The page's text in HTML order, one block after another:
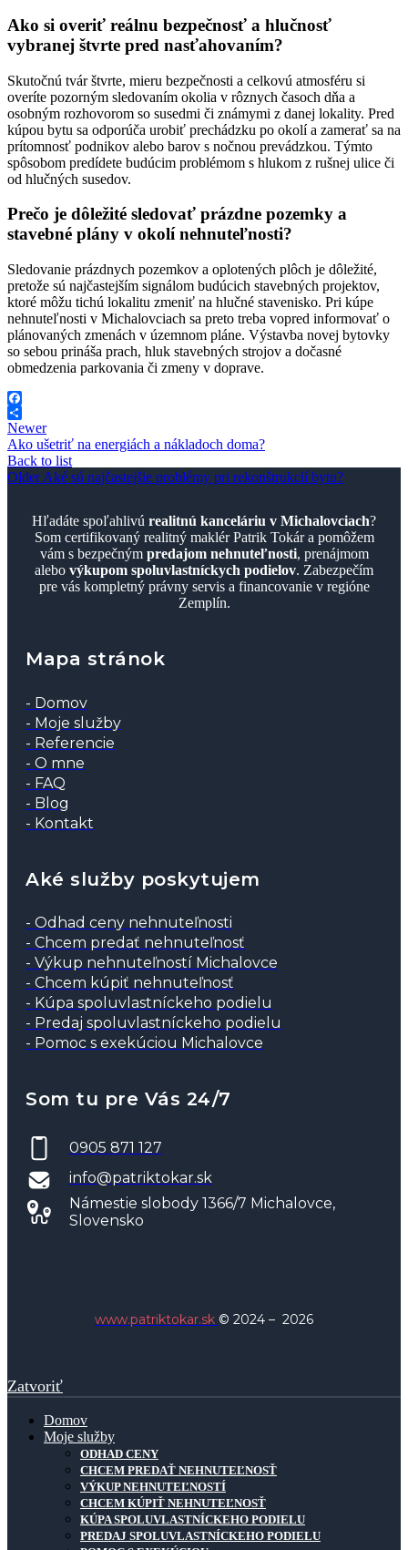
Ako si overiť reálnu bezpečnosť a hlučnosť
vybranej štvrte pred nasťahovaním?
Skutočnú tvár štvrte, mieru bezpečnosti a celkovú atmosféru si
overíte pozorným sledovaním okolia v rôznych časoch dňa a
osobným rozhovorom so susedmi či známymi z danej lokality. Pred
kúpou bytu sa odporúča urobiť prechádzku po okolí a zamerať sa na
prítomnosť podnikov alebo barov s nočnou prevádzkou. Týmto
spôsobom predídete budúcim problémom s hlukom z rušnej ulice či
od hlučných susedov.
Prečo je dôležité sledovať prázdne pozemky a
stavebné plány v okolí nehnuteľnosti?
Sledovanie prázdnych pozemkov a oplotených plôch je dôležité,
pretože sú najčastejším signálom budúcich stavebných projektov,
ktoré môžu tichú lokalitu zmeniť na hlučné stavenisko. Pri kúpe
nehnuteľnosti v Michalovciach sa preto treba vopred informovať o
plánovaných zmenách v územnom pláne. Výstavba novej bytovky
so sebou prináša prach, hluk stavebných strojov a dočasné
obmedzenia parkovania či zmeny v doprave.
Facebook
Share
Newer
Ako ušetriť na energiách a nákladoch doma?
Back to list
Older Aké sú najčastejšie problémy pri rekonštrukcií bytu?
Hľadáte spoľahlivú realitnú kanceláriu v Michalovciach?
Som certifikovaný realitný maklér Patrik Tokár a pomôžem
vám s bezpečným predajom nehnuteľnosti, prenájmom
alebo výkupom spoluvlastníckych podielov. Zabezpečím
pre vás kompletný právny servis a financovanie v regióne
Zemplín.
Mapa stránok
- Domov
- Moje služby
- Referencie
- O mne
- FAQ
- Blog
- Kontakt
Aké služby poskytujem
- Odhad ceny nehnuteľnosti
- Chcem predať nehnuteľnosť
- Výkup nehnuteľností Michalovce
- Chcem kúpiť nehnuteľnosť
- Kúpa spoluvlastníckeho podielu
- Predaj spoluvlastníckeho podielu
- Pomoc s exekúciou Michalovce
Som tu pre Vás 24/7
0905 871 127
info@patriktokar.sk
Námestie slobody 1366/7 Michalovce,
Slovensko
www.patriktokar.sk © 2024 – 2026
Zatvoriť
Domov
Moje služby
ODHAD CENY
CHCEM PREDAŤ NEHNUTEĽNOSŤ
VÝKUP NEHNUTEĽNOSTÍ
CHCEM KÚPIŤ NEHNUTEĽNOSŤ
KÚPA SPOLUVLASTNÍCKEHO PODIELU
PREDAJ SPOLUVLASTNÍCKEHO PODIELU